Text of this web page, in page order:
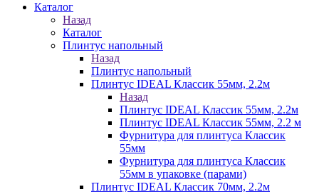
Каталог
Назад
Каталог
Плинтус напольный
Назад
Плинтус напольный
Плинтус IDEAL Классик 55мм, 2.2м
Назад
Плинтус IDEAL Классик 55мм, 2.2м
Плинтус IDEAL Классик 55мм, 2.2 м
Фурнитура для плинтуса Классик
55мм
Фурнитура для плинтуса Классик
55мм в упаковке (парами)
Плинтус IDEAL Классик 70мм, 2.2м